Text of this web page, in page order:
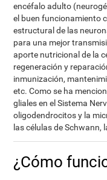
encéfalo adulto
el buen funcionamiento
estructural de las
para una mejor
aporte nutricional de la
regeneración y
inmunización,
etc. Como se ha
gliales en el Sistema
oligodendrocitos y la
las células de Schwann,
¿Cómo